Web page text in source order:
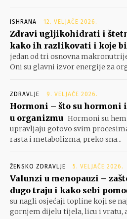
ISHRANA 12. VELJAČE 2026.
Zdravi ugljikohidrati i
kako ih razlikovati i koje
jedan od tri osnovna
Oni su glavni izvor energije za
ZDRAVLJE 9. VELJAČE 2026.
Hormoni – što su hormoni
u organizmu Hormoni su
upravljaju gotovo svim
rasta i metabolizma, preko sna...
ŽENSKO ZDRAVLJE 5. VELJAČE 2026.
Valunzi u menopauzi –
dugo traju i kako sebi
su nagli osjećaji topline koji se
gornjem dijelu tijela, licu i vratu,